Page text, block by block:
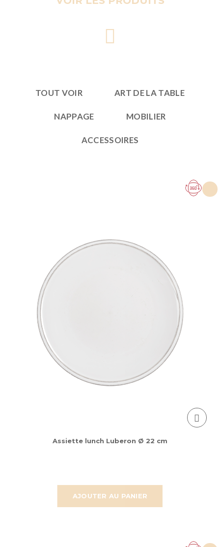
TOUT VOIR ART DE LA TABLE
NAPPAGE MOBILIER
ACCESSOIRES
AJOUTER AU PANIER
Assiette lunch Luberon Ø 22 cm